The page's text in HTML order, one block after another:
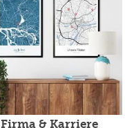
Firma & Karriere